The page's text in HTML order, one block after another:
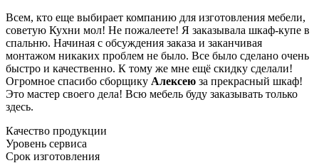
Всем, кто еще выбирает компанию для изготовления мебели,
советую Кухни мол! Не пожалеете! Я заказывала шкаф-купе в
спальню. Начиная с обсуждения заказа и заканчивая
монтажом никаких проблем не было. Все было сделано очень
быстро и качественно. К тому же мне ещё скидку сделали!
Огромное спасибо сборщику Алексею за прекрасный шкаф!
Это мастер своего дела! Всю мебель буду заказывать только
здесь.
Качество продукции
Уровень сервиса
Срок изготовления